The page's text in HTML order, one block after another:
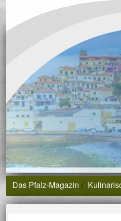
Das Pfalz-Magazin